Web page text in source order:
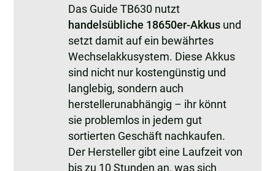
Das Guide TB630 nutzt
handelsübliche 18650er-Akkus und
setzt damit auf ein bewährtes
Wechselakkusystem. Diese Akkus
sind nicht nur kostengünstig und
langlebig, sondern auch
herstellerunabhängig – ihr könnt
sie problemlos in jedem gut
sortierten Geschäft nachkaufen.
Der Hersteller gibt eine Laufzeit von
bis zu 10 Stunden an, was sich